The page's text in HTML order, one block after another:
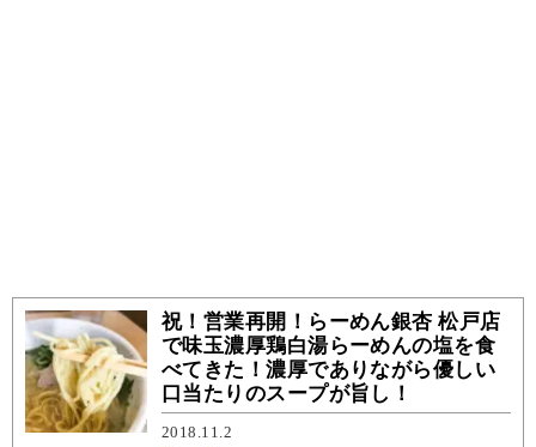
祝！営業再開！らーめん銀杏 松戸店
で味玉濃厚鶏白湯らーめんの塩を食
べてきた！濃厚でありながら優しい
口当たりのスープが旨し！
2018.11.2